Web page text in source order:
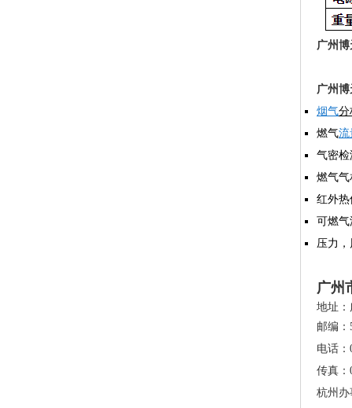
广州
广州
烟气分
燃气流
气密检
燃气
红外热
可燃
压力
广州
地址：
邮编：
电话：
传真：
杭州办